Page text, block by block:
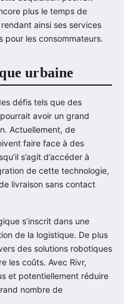
plus le temps de
ainsi ses services
pour les consommateurs.
urbaine
défis tels que des
avoir un grand
Actuellement, de
faire face à des
s’agit d’accéder à
de cette technologie,
livraison sans contact
s’inscrit dans une
de la logistique. De plus
des solutions robotiques
les coûts. Avec Rivr,
et potentiellement réduire
nombre de